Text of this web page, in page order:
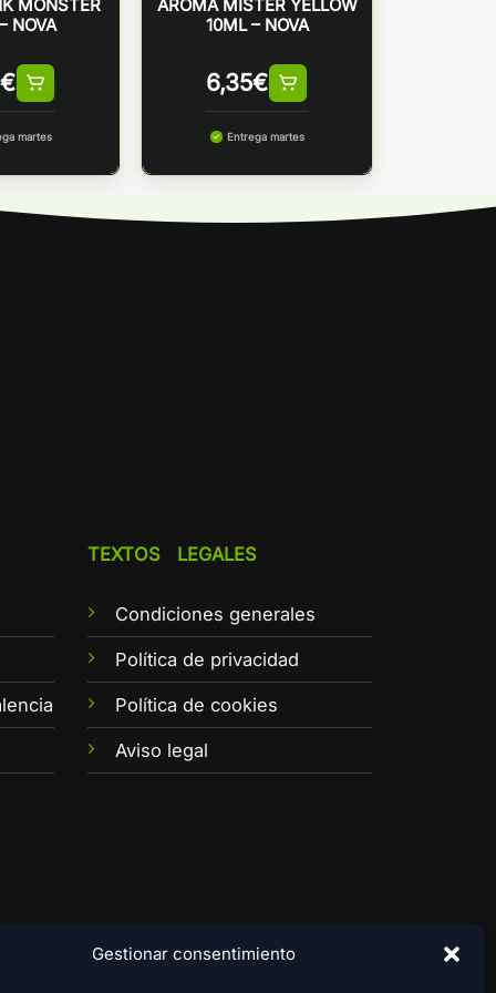
Gestionar consentimiento
MONSTER
NOVA
€
martes
AROMA MISTER YELLOW
10ML – NOVA
6,35€
Entrega martes
TEXTOS LEGALES
Condiciones generales
Política de privacidad
Política de cookies
Aviso legal